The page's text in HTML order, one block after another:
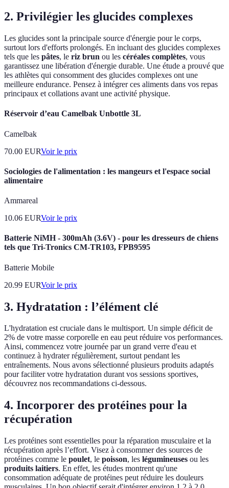
2. Privilégier les glucides complexes
Les glucides sont la principale source d'énergie pour le corps,
surtout lors d'efforts prolongés. En incluant des glucides complexes
tels que les pâtes, le riz brun ou les céréales complètes, vous
garantissez une libération d'énergie durable. Une étude a prouvé que
les athlètes qui consomment des glucides complexes ont une
meilleure endurance. Pensez à intégrer ces aliments dans vos repas
principaux et collations avant une activité physique.
Réservoir d’eau Camelbak Unbottle 3L
Camelbak
70.00 EURVoir le prix
Sociologies de l'alimentation : les mangeurs et l'espace social
alimentaire
Ammareal
10.06 EURVoir le prix
Batterie NiMH - 300mAh (3.6V) - pour les dresseurs de chiens
tels que Tri-Tronics CM-TR103, FPB9595
Batterie Mobile
20.99 EURVoir le prix
3. Hydratation : l’élément clé
L'hydratation est cruciale dans le multisport. Un simple déficit de
2% de votre masse corporelle en eau peut réduire vos performances.
Ainsi, commencez votre journée par un grand verre d'eau et
continuez à hydrater régulièrement, surtout pendant les
entraînements. Nous avons sélectionné plusieurs produits adaptés
pour faciliter votre hydratation durant vos sessions sportives,
découvrez nos recommandations ci-dessous.
4. Incorporer des protéines pour la
récupération
Les protéines sont essentielles pour la réparation musculaire et la
récupération après l’effort. Visez à consommer des sources de
protéines comme le poulet, le poisson, les légumineuses ou les
produits laitiers. En effet, les études montrent qu'une
consommation adéquate de protéines peut réduire les douleurs